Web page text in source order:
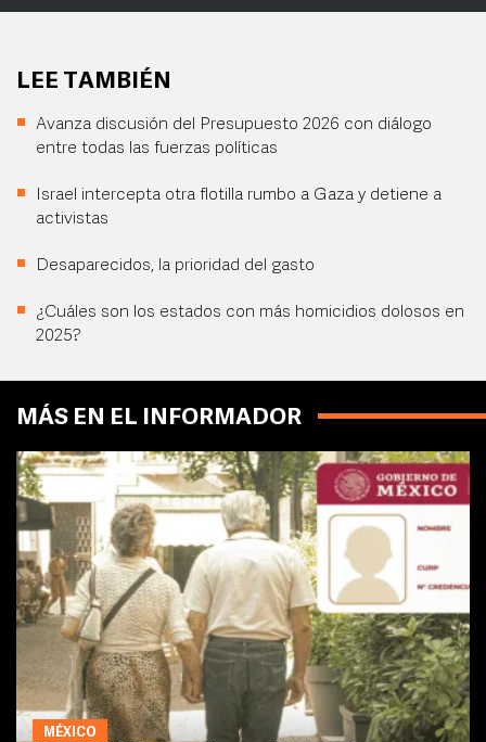
LEE TAMBIÉN
Avanza discusión del Presupuesto 2026 con diálogo
entre todas las fuerzas políticas
Israel intercepta otra flotilla rumbo a Gaza y detiene a
activistas
Desaparecidos, la prioridad del gasto
¿Cuáles son los estados con más homicidios dolosos en
2025?
MÁS EN EL INFORMADOR
MÉXICO